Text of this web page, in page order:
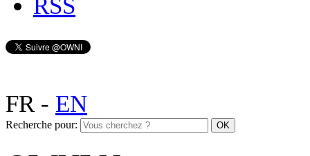
RSS
FR- EN
Recherche pour: